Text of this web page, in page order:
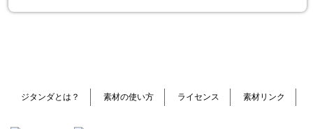
ジタンダとは？ 素材の使い方 ライセンス 素材リンク